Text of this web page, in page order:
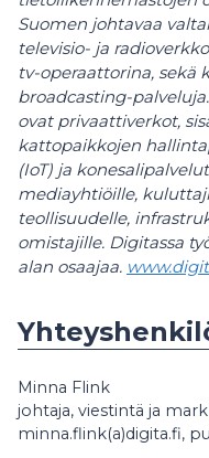
Suomen johtavaa
televisio- ja
tv-operaattorina, sekä
broadcasting-
ovat privaattiverkot,
kattopaikkojen
(IoT) ja
mediayhtiöille,
teollisuudelle,
omistajille. Digitassa
alan osaajaa.
Minna Flink
johtaja, viestintä ja
minna.flink(a)digita.fi,